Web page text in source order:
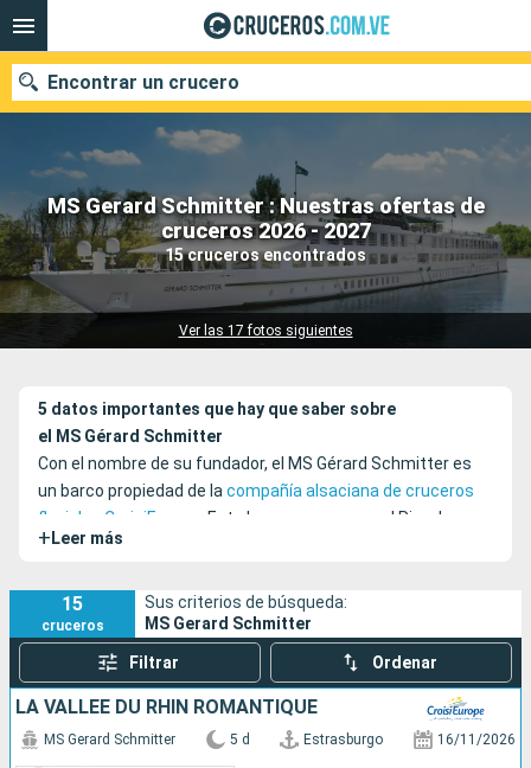
MS Gerard Schmitter : Nuestras ofertas de
cruceros 2026 - 2027
15 cruceros encontrados
Ver las 17 fotos siguientes
Encontrar un crucero
Nuestros destinos
Fecha de salida
5 datos importantes que hay que saber sobre
el MS Gérard Schmitter
Con el nombre de su fundador, el MS Gérard Schmitter es
un barco propiedad de lacompañía alsaciana de cruceros
fluviales CroisiEurope
. Este barco navega por el Rin, el
Mosela y el Meno, desde Estrasburgo hasta Ámsterdam.
+ Leer más
15
cruceros
Sus criterios de búsqueda:
MS Gerard Schmitter
Filtrar Ordenar
LA VALLÉE DU RHIN ROMANTIQUE
MS Gerard Schmitter 5 d Estrasburgo 16/11/2026